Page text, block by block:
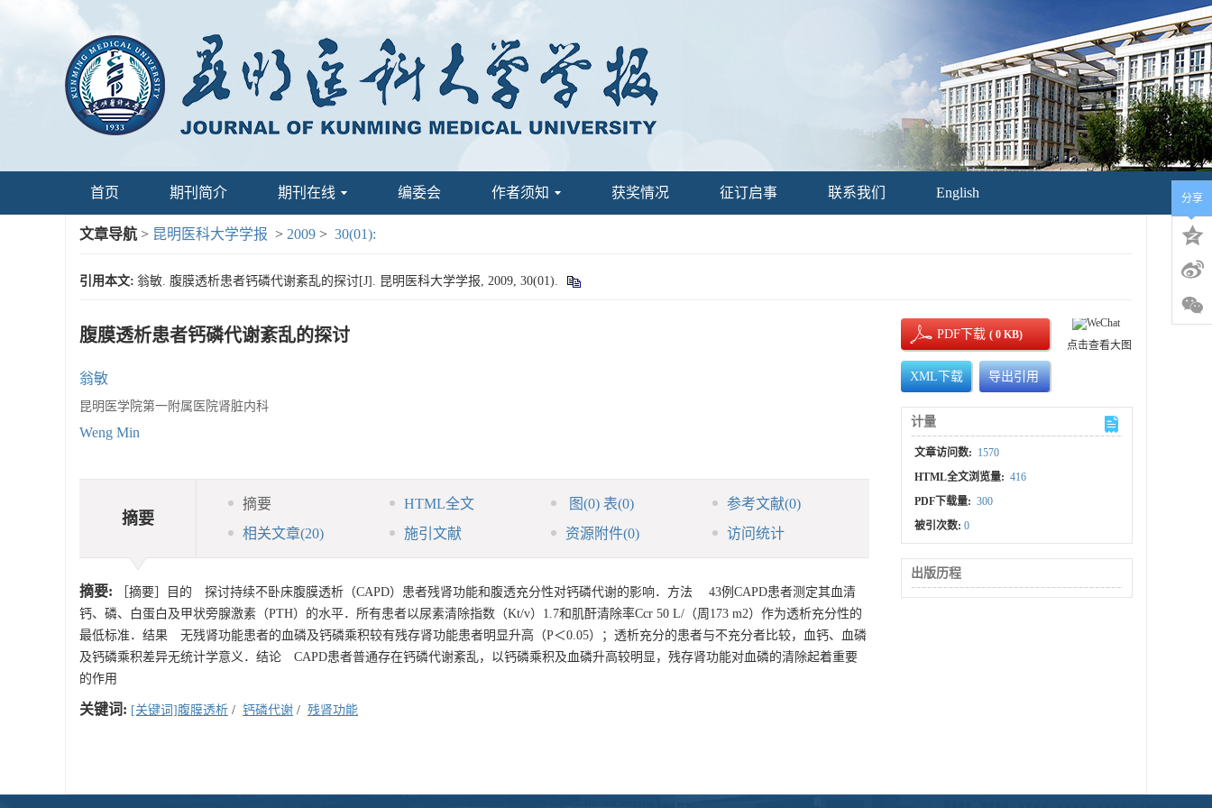
首页 期刊简介 期刊在线 编委会 作者须知 获奖情况 征订启事 联系我们 English
文章导航 > 昆明医科大学学报 > 2009 > 30(01):
引用本文: 翁敏. 腹膜透析患者钙磷代谢紊乱的探讨[J]. 昆明医科大学学报, 2009, 30(01).
腹膜透析患者钙磷代谢紊乱的探讨
翁敏
昆明医学院第一附属医院肾脏内科
Weng Min
摘要
摘要 HTML全文 图(0) 表(0) 参考文献(0)
相关文章(20) 施引文献 资源附件(0) 访问统计
摘要: ［摘要］目的 探讨持续不卧床腹膜透析（CAPD）患者残肾功能和腹透充分性对钙磷代谢的影响．方法 43例CAPD患者测定其血清
钙、磷、白蛋白及甲状旁腺激素（PTH）的水平．所有患者以尿素清除指数（Kt/v）1.7和肌酐清除率Ccr 50 L/（周173 m2）作为透析充分性的
最低标准．结果 无残肾功能患者的血磷及钙磷乘积较有残存肾功能患者明显升高（P＜0.05）；透析充分的患者与不充分者比较，血钙、血磷
及钙磷乘积差异无统计学意义．结论 CAPD患者普通存在钙磷代谢紊乱，以钙磷乘积及血磷升高较明显，残存肾功能对血磷的清除起着重要
的作用
关键词: [关键词]腹膜透析 / 钙磷代谢 / 残肾功能
PDF下载( 0 KB)
XML下载 导出引用
点击查看大图
计量
文章访问数: 1570
HTML全文浏览量: 416
PDF下载量: 300
被引次数:0
出版历程
分享